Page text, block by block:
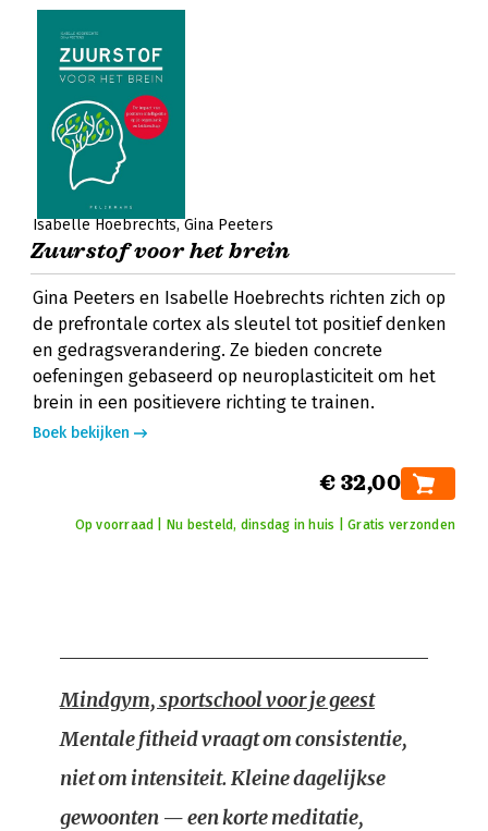
Isabelle Hoebrechts Gina Peeters
Zuurstof voor het brein
Gina Peeters en Isabelle Hoebrechts richten zich op
de prefrontale cortex als sleutel tot positief denken
en gedragsverandering. Ze bieden concrete
oefeningen gebaseerd op neuroplasticiteit om het
brein in een positievere richting te trainen.
Boek bekijken
€ 32,00
Op voorraad | Nu besteld, dinsdag in huis | Gratis verzonden
Mindgym, sportschool voor je geest
Mentale fitheid vraagt om consistentie,
niet om intensiteit. Kleine dagelijkse
gewoonten — een korte meditatie,